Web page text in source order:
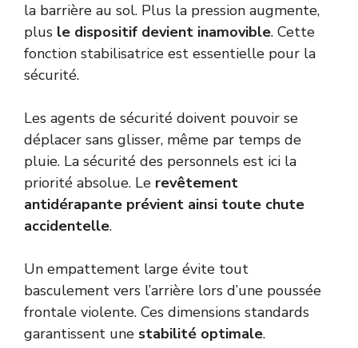
la barrière au sol. Plus la pression augmente,
plus le dispositif devient inamovible. Cette
fonction stabilisatrice est essentielle pour la
sécurité.
Les agents de sécurité doivent pouvoir se
déplacer sans glisser, même par temps de
pluie. La sécurité des personnels est ici la
priorité absolue. Le revêtement
antidérapante prévient ainsi toute chute
accidentelle.
Un empattement large évite tout
basculement vers l’arrière lors d’une poussée
frontale violente. Ces dimensions standards
garantissent une stabilité optimale.